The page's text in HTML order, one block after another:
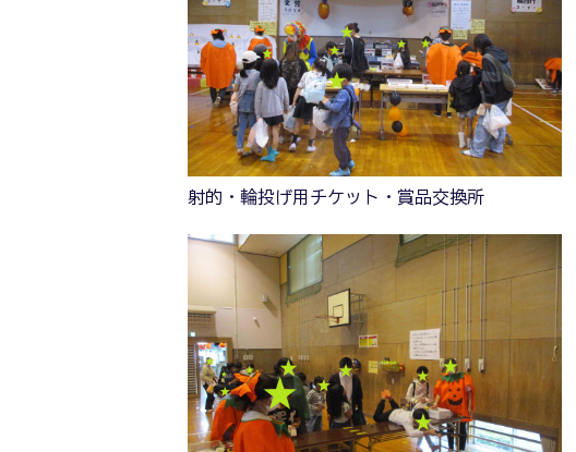
射的・輪投げ用チケット・賞品交換所